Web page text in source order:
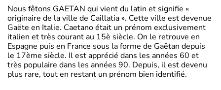
Nous fêtons GAETAN qui vient du latin et signifie «
originaire de la ville de Caillatia ». Cette ville est devenue
Gaëte en Italie. Caetano était un prénom exclusivement
italien et très courant au 15è siècle. On le retrouve en
Espagne puis en France sous la forme de Gaëtan depuis
le 17ème siècle. Il est apprécié dans les années 60 et
très populaire dans les années 90. Depuis, il est devenu
plus rare, tout en restant un prénom bien identifié.